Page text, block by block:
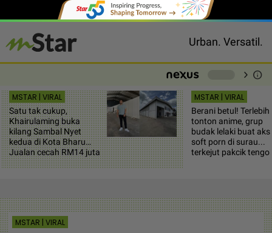
Urban. Versatil.
chevron_right info
MSTAR | VIRAL
Satu tak cukup,
Khairulaming buka
kilang Sambal Nyet
kedua di Kota Bharu…
Jualan cecah RM14 juta
MSTAR | VIRAL
Berani betul! Terlebih
tonton anime, grup
budak lelaki buat aksi
soft porn di surau...
terkejut pakcik
MSTAR | VIRAL